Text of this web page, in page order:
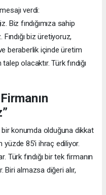
verdi:
Biz fındığımıza sahip
biz üretiyoruz,
beraberlik içinde üretim
olacaktır. Türk fındığı
bir konumda olduğuna dikkat
yüzde 85’i ihraç ediliyor.
Türk fındığı bir tek firmanın
Biri almazsa diğeri alır,